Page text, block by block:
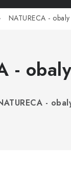
NATURECA - obaly
- obaly
-